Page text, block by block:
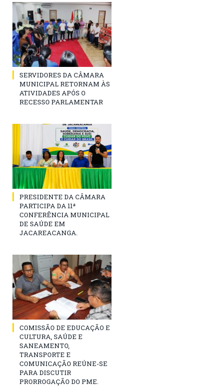
SERVIDORES DA CÂMARA
MUNICIPAL RETORNAM ÀS
ATIVIDADES APÓS O
RECESSO PARLAMENTAR
PRESIDENTE DA CÂMARA
PARTICIPA DA 11ª
CONFERÊNCIA MUNICIPAL
DE SAÚDE EM
JACAREACANGA.
COMISSÃO DE EDUCAÇÃO E
CULTURA, SAÚDE E
SANEAMENTO,
TRANSPORTE E
COMUNICAÇÃO REÚNE-SE
PARA DISCUTIR
PRORROGAÇÃO DO PME.